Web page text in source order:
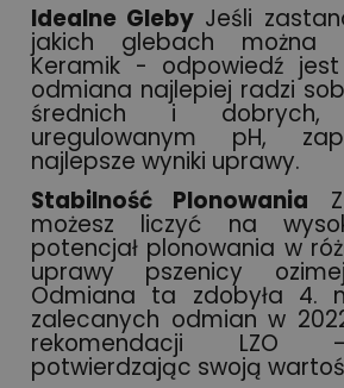
Idealne Gleby Jeśli
jakich glebach można
Keramik - odpowiedź
odmiana najlepiej radzi
średnich i
uregulowanym pH,
najlepsze wyniki uprawy.
Stabilność Plonowania
możesz liczyć na
potencjał plonowania w
uprawy pszenicy
Odmiana ta zdobyła 4.
zalecanych odmian w
rekomendacji LZO
potwierdzając swoją